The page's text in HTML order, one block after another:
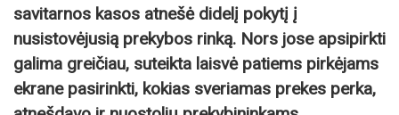
savitarnos kasos atnešė didelį pokytį į
nusistovėjusią prekybos rinką. Nors jose apsipirkti
galima greičiau, suteikta laisvė patiems pirkėjams
ekrane pasirinkti, kokias sveriamas prekes perka,